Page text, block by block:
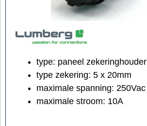
type: paneel zekeringhouder
type zekering: 5 x 20mm
maximale spanning: 250Vac
maximale stroom: 10A